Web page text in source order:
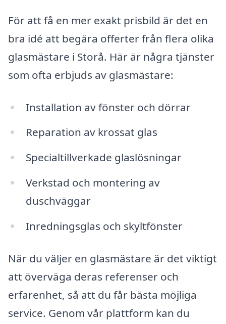
För att få en mer exakt prisbild är det en
bra idé att begära offerter från flera olika
glasmästare i Storå. Här är några tjänster
som ofta erbjuds av glasmästare:
Installation av fönster och dörrar
Reparation av krossat glas
Specialtillverkade glaslösningar
Verkstad och montering av
duschväggar
Inredningsglas och skyltfönster
När du väljer en glasmästare är det viktigt
att överväga deras referenser och
erfarenhet, så att du får bästa möjliga
service. Genom vår plattform kan du